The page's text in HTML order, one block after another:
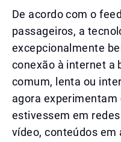
De acordo com o
passageiros, a
excepcionalmente
conexão à internet a
comum, lenta ou
agora
estivessem em
vídeo, conteúdos